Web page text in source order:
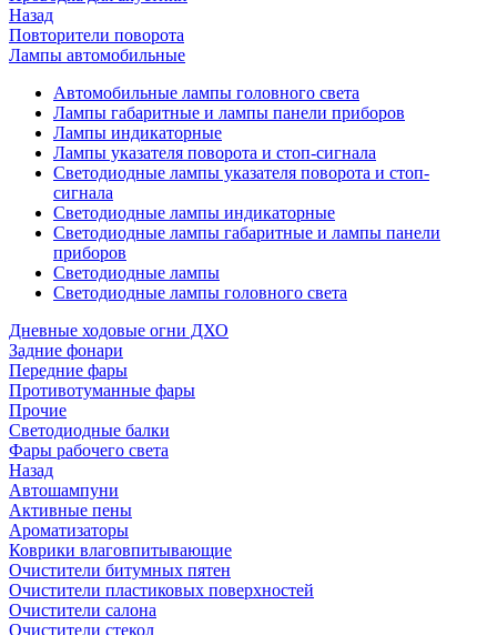
Назад
Повторители поворота
Лампы автомобильные
Автомобильные лампы головного света
Лампы габаритные и лампы панели приборов
Лампы индикаторные
Лампы указателя поворота и стоп-сигнала
Светодиодные лампы указателя поворота и стоп-
сигнала
Светодиодные лампы индикаторные
Светодиодные лампы габаритные и лампы панели
приборов
Светодиодные лампы
Светодиодные лампы головного света
Дневные ходовые огни ДХО
Задние фонари
Передние фары
Противотуманные фары
Прочие
Светодиодные балки
Фары рабочего света
Назад
Автошампуни
Активные пены
Ароматизаторы
Коврики влаговпитывающие
Очистители битумных пятен
Очистители пластиковых поверхностей
Очистители салона
Очистители стекол